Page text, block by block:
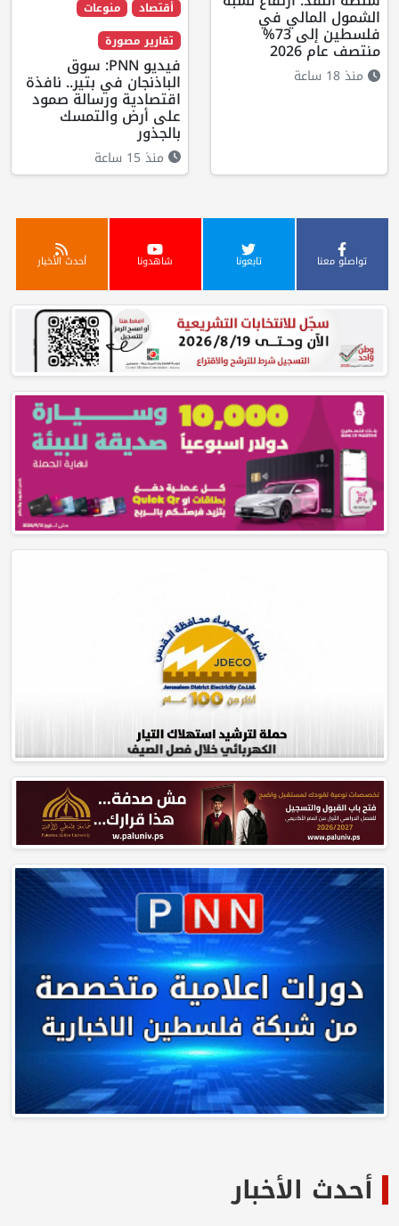
الشمول المالي في
فلسطين إلى 73%
منتصف عام 2026
منذ 18 ساعة
أقتصاد
منوعات
تقارير مصورة
فيديو PNN: سوق
الباذنجان في بتير.. نافذة
اقتصادية ورسالة صمود
على أرض والتمسك
بالجذور
منذ 15 ساعة
تواصلو معنا تابعونا شاهدونا أحدث الأخبار
أحدث الأخبار